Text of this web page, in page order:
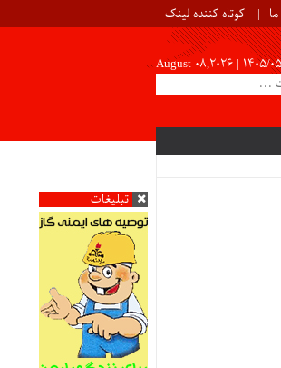
کوتاه کننده لینک
August 08,2026 | ۰۵/۱۷
تبلیغات